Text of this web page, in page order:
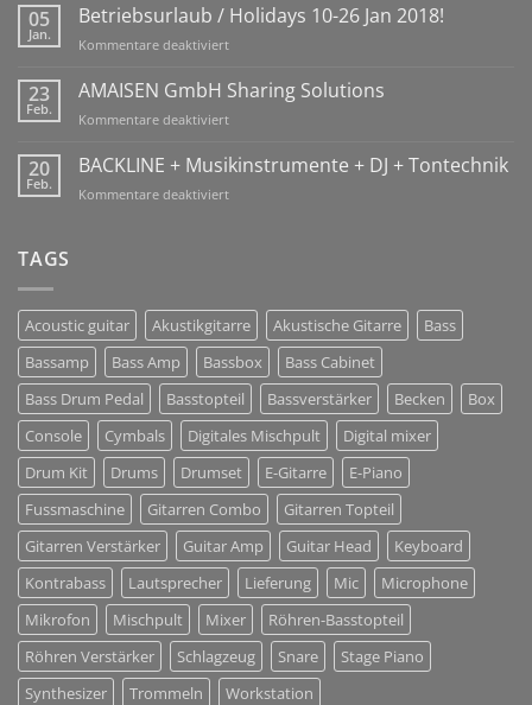
05
Jan.
Betriebsurlaub / Holidays 10-26 Jan 2018!
Kommentare deaktiviertfür
/
10-
Jan
23
Feb.
AMAISEN GmbH Sharing Solutions
Kommentare deaktiviertfür
GmbH
Solutions
20
Feb.
BACKLINE + Musikinstrumente + DJ + Tontechnik
Kommentare deaktiviertfür
+
Tontechnik
TAGS
Acoustic guitar Akustikgitarre Akustische Gitarre
Bass
Bassamp
Bass Amp Bassbox
Bass Cabinet
Bass Drum Pedal
Basstopteil Bassverstärker Becken
Box
Console
Cymbals Digitales Mischpult
Digital mixer
Drum Kit
Drums Drumset E-Gitarre
E-Piano
Fussmaschine
Gitarren Combo
Gitarren Topteil
Gitarren Verstärker
Guitar Amp Guitar Head
Keyboard
Kontrabass
Lautsprecher Lieferung Mic
Microphone
Mikrofon
Mischpult Mixer
Röhren-Basstopteil
Röhren Verstärker
Schlagzeug Snare
Stage Piano
Synthesizer
Trommeln Workstation